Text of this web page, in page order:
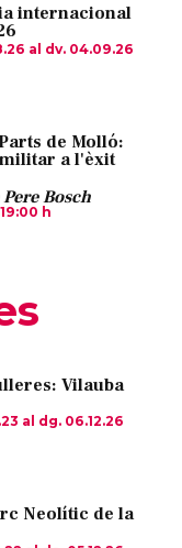
internacional
al dv. 04.09.26
de Molló:
a l'èxit
Bosch
19:00 h
Vilauba
al dg. 06.12.26
Neolític de la